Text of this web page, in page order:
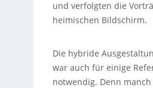
und verfolgten die
heimischen Bildschirm.
Die hybride
war auch für einige
notwendig. Denn